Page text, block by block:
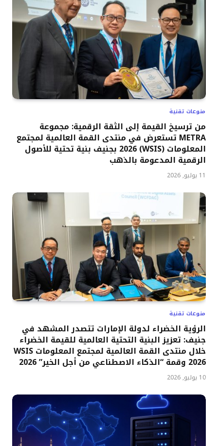
منوعات تقنية
من ترسيخ القيمة إلى الثقة الرقمية: مجموعة
METRA تستعرض في منتدى القمة العالمية لمجتمع
المعلومات (WSIS) 2026 بجنيف بنية تحتية للأصول
الرقمية المدعومة بالذهب
11 يوليو, 2026
منوعات تقنية
الرؤية الخضراء لدولة الإمارات تتصدر المشهد في
جنيف: تعزيز البنية التحتية العالمية للقيمة الخضراء
خلال منتدى القمة العالمية لمجتمع المعلومات WSIS
2026 وقمة “الذكاء الاصطناعي من أجل الخير” 2026
10 يوليو, 2026